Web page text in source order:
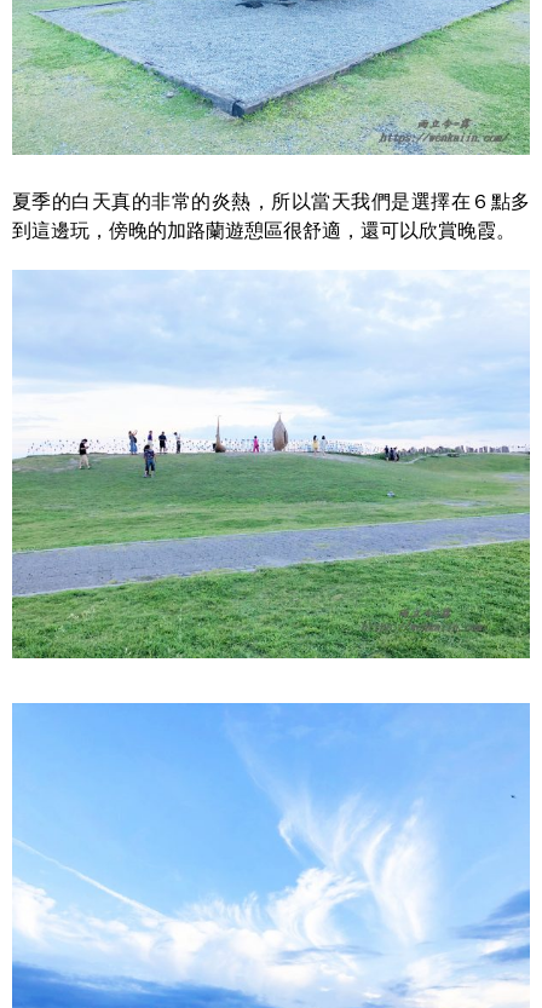
夏季的白天真的非常的炎熱，所以當天我們是選擇在６點多
到這邊玩，傍晚的加路蘭遊憩區很舒適，還可以欣賞晚霞。